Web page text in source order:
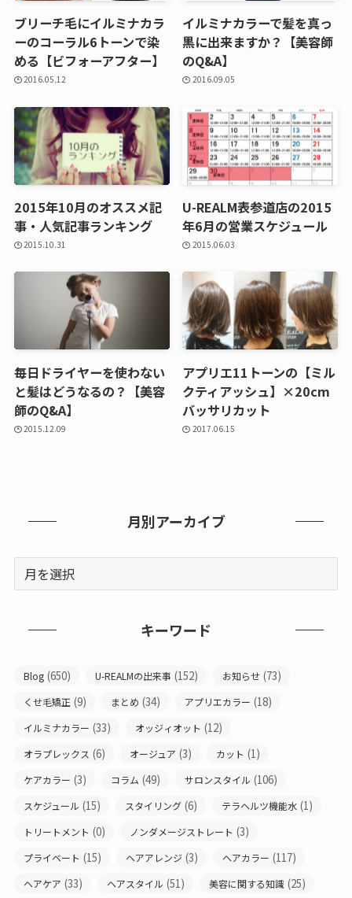
ブリーチ毛にイルミナカラ
ーのコーラル6トーンで染
める【ビフォーアフター】
2016.05.12
イルミナカラーで髪を真っ
黒に出来ますか？【美容師
のQ&A】
2016.09.05
2015年10月のオススメ記
事・人気記事ランキング
2015.10.31
U-REALM表参道店の2015
年6月の営業スケジュール
2015.06.03
毎日ドライヤーを使わない
と髪はどうなるの？【美容
師のQ&A】
2015.12.09
アプリエ11トーンの【ミル
クティアッシュ】×20cm
バッサリカット
2017.06.15
月別アーカイブ
キーワード
Blog (650) U-REALMの出来事 (152) お知らせ (73)
くせ毛矯正 (9) まとめ (34) アプリエカラー (18)
イルミナカラー (33) オッジィオット (12)
オラプレックス (6) オージュア (3) カット (1)
ケアカラー (3) コラム (49) サロンスタイル (106)
スケジュール (15) スタイリング (6) テラヘルツ機能水 (1)
トリートメント (0) ノンダメージストレート (3)
プライベート (15) ヘアアレンジ (3) ヘアカラー (117)
ヘアケア (33) ヘアスタイル (51) 美容に関する知識 (25)